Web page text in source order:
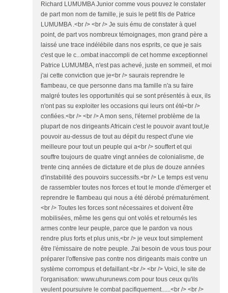
Richard LUMUMBA Junior comme vous pouvez le constater
de part mon nom de famille, je suis le petit fils de Patrice
LUMUMBA .<br /> <br /> Je suis ému de constater à quel
point, de part vos nombreux témoignages, mon grand père a
laissé une trace indélébile dans nos esprits, ce que je sais
c'est que le c...ombat inaccompli de cet homme exceptionnel
Patrice LUMUMBA, n'est pas achevé, juste en sommeil, et moi
j'ai cette conviction que je<br /> saurais reprendre le
flambeau, ce que personne dans ma famille n'a su faire
malgré toutes les opportunités qui se sont présentés à eux, ils
n'ont pas su exploiter les occasions qui leurs ont été<br />
confiées.<br /> <br /> A mon sens, l'éternel problème de la
plupart de nos dirigeants Africain c'est le pouvoir avant tout,le
pouvoir au-dessus de tout au dépit du respect d'une vie
meilleure pour tout un peuple qui a<br /> souffert et qui
souffre toujours de quatre vingt années de colonialisme, de
trente cinq années de dictature et de plus de douze années
d'instabilité des pouvoirs successifs.<br /> Le temps est venu
de rassembler toutes nos forces et tout le monde d'émerger et
reprendre le flambeau qui nous a été dérobé prématurément.
<br /> Toutes les forces sont nécessaires et doivent être
mobilisées, même les gens qui ont volés et retournés les
armes contre leur peuple, parce que le pardon va nous
rendre plus forts et plus unis,<br /> je veux tout simplement
être l'émissaire de notre peuple. J'ai besoin de vous tous pour
préparer l'offensive pas contre nos dirigeants mais contre un
système corrompus et defaillant.<br /> <br /> Voici, le site de
l'organisation: www.uhurunews.com pour tous ceux qu'ils
veulent poursuivre le combat pacifiquement......<br /> <br />